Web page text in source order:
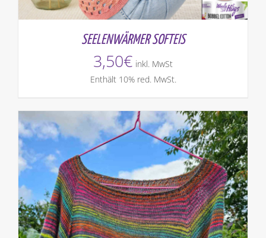
SEELENWÄRMER SOFTEIS
3,50€ inkl. MwSt
Enthält 10% red. MwSt.